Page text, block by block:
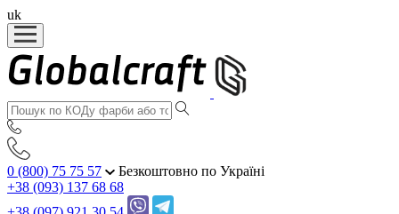
uk
0 (800) 75 75 57
Безкоштовно по Україні
+38 (093) 137 68 68